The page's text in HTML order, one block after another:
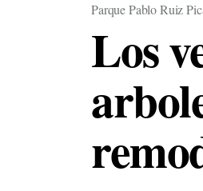
Parque Pablo Ruiz
Los